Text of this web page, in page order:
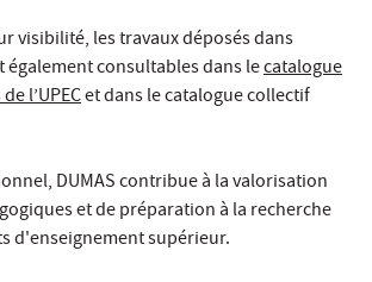
visibilité, les travaux déposés dans
également consultables dans lecatalogue
l’UPECet dans le catalogue collectif
DUMAS contribue à la valorisation
et de préparation à la recherche
d'enseignement supérieur.